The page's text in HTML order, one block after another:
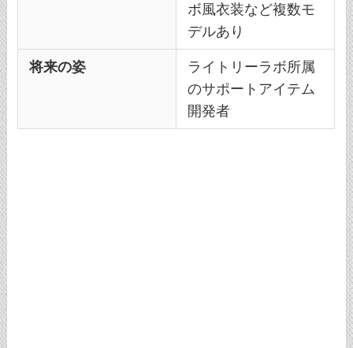
ボ風衣装など複数モ
デルあり
将来の姿
ライトリーラボ所属
のサポートアイテム
開発者